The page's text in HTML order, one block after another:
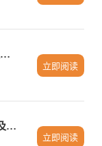
谷歌浏览器插件弹窗权限设置方法总结
立即阅读
Chrome浏览器下载安装及权限设置详解教程
立即阅读